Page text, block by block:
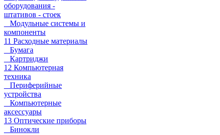
оборудования -
штативов - стоек
Модульные системы и
компоненты
11 Расходные материалы
Бумага
Картриджи
12 Компьютерная
техника
Периферийные
устройства
Компьютерные
аксессуары
13 Оптические приборы
Бинокли